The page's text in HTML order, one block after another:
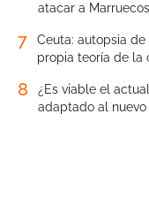
atacar a Marruecos
7
Ceuta: autopsia
propia teoría de la
8
¿Es viable el
adaptado al nuevo